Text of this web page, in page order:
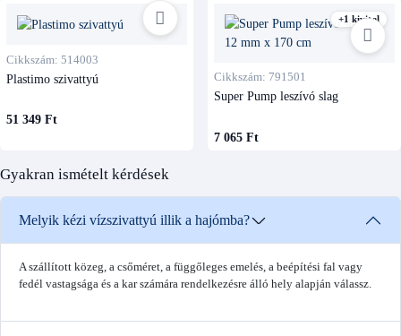
Cikkszám: 514003
Plastimo szivattyú
51 349 Ft
+1 kivitel
Cikkszám: 791501
Super Pump leszívó slag
7 065 Ft
Gyakran ismételt kérdések
Melyik kézi vízszivattyú illik a hajómba?
A szállított közeg, a csőméret, a függőleges emelés, a beépítési fal vagy
fedél vastagsága és a kar számára rendelkezésre álló hely alapján válassz.